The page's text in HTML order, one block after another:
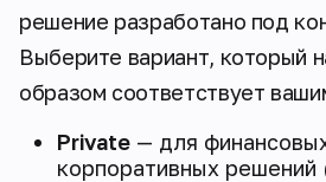
решение разработано под
Выберите вариант, который
образом соответствует
Private — для
корпоративных